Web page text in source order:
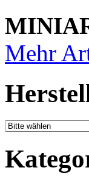
Mehr